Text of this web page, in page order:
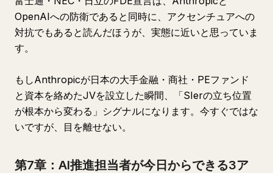
OpenAIへの防衛であると同時に、アクセンチュアへの
対抗でもあると読んだほうが、実態に近いと思っていま
す。
もしAnthropicが日本の大手金融・商社・PEファンド
と資本を絡めたJVを設立した瞬間、「SIerの立ち位置
が根本から変わる」シグナルになります。今すぐではな
いですが、目を離せない。
第7章：AI推進担当者が今日からできる3ア